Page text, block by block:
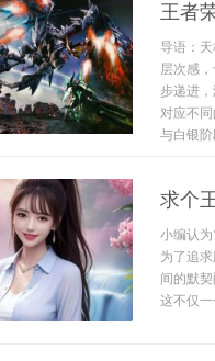
王者
导语：
层次感
步递进
对应不
与白银
求个
小编认
为了追
间的默
这不仅